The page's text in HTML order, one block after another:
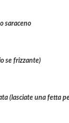
saraceno
se frizzante)
(lasciate una fetta